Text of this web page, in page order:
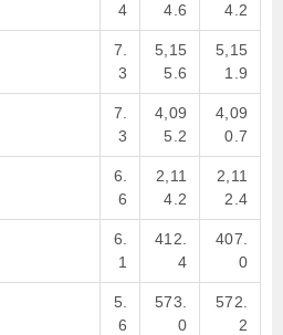
4
4.6
4.2
7.
3
5,15
5.6
5,15
1.9
7.
3
4,09
5.2
4,09
0.7
6.
6
2,11
4.2
2,11
2.4
6.
1
412.
4
407.
0
5.
6
573.
0
572.
2